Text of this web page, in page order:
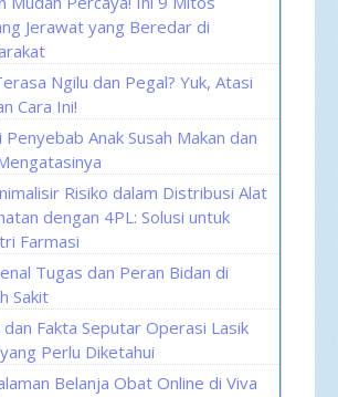
Jerawat yang Beredar di
Ngilu dan Pegal? Yuk, Atasi
Cara Ini!
Penyebab Anak Susah Makan dan
Risiko dalam Distribusi Alat
dengan 4PL: Solusi untuk
Farmasi
Tugas dan Peran Bidan di
Sakit
Fakta Seputar Operasi Lasik
Perlu Diketahui
Belanja Obat Online di Viva